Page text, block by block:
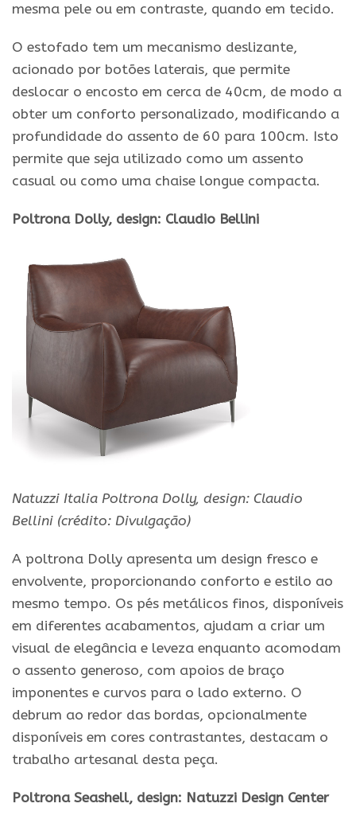
mesma pele ou em contraste, quando em tecido.
O estofado tem um mecanismo deslizante,
acionado por botões laterais, que permite
deslocar o encosto em cerca de 40cm, de modo a
obter um conforto personalizado, modificando a
profundidade do assento de 60 para 100cm. Isto
permite que seja utilizado como um assento
casual ou como uma chaise longue compacta.
Poltrona Dolly, design: Claudio Bellini
Natuzzi Italia Poltrona Dolly, design: Claudio
Bellini (crédito: Divulgação)
A poltrona Dolly apresenta um design fresco e
envolvente, proporcionando conforto e estilo ao
mesmo tempo. Os pés metálicos finos, disponíveis
em diferentes acabamentos, ajudam a criar um
visual de elegância e leveza enquanto acomodam
o assento generoso, com apoios de braço
imponentes e curvos para o lado externo. O
debrum ao redor das bordas, opcionalmente
disponíveis em cores contrastantes, destacam o
trabalho artesanal desta peça.
Poltrona Seashell, design: Natuzzi Design Center